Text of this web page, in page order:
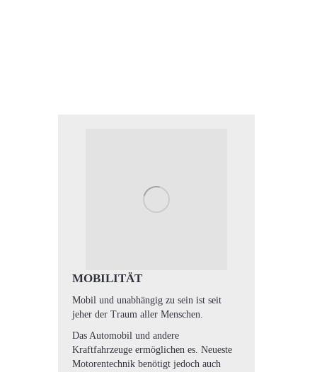
MOBILITÄT
Mobil und unabhängig zu sein ist seit
jeher der Traum aller Menschen.
Das Automobil und andere
Kraftfahrzeuge ermöglichen es. Neueste
Motorentechnik benötigt jedoch auch